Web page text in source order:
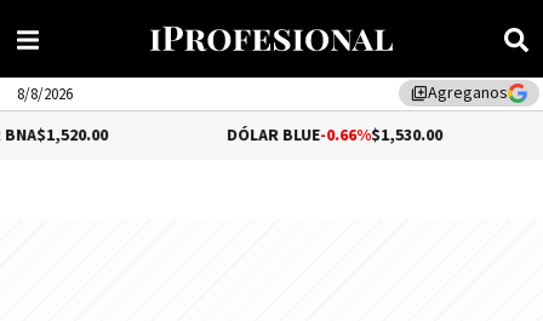
library_addAgreganos
8/8/2026
DÓLAR BLUE-0.66% $1,530.00